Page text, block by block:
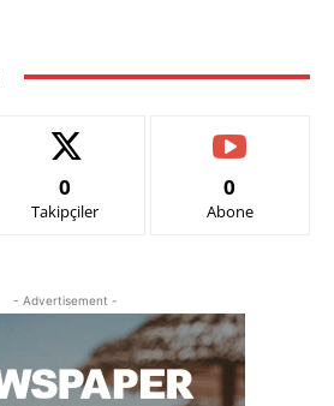
0
Takipçiler
0
Abone
- Advertisement -